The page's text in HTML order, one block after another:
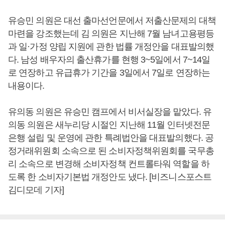
유승민 의원은 대선 출마선언문에서 저출산문제의 대책
마련을 강조했는데 김 의원은 지난해 7월 남녀고용평등
과 일·가정 양립 지원에 관한 법률 개정안을 대표발의했
다. 남성 배우자의 출산휴가를 현행 3~5일에서 7~14일
로 연장하고 유급휴가 기간을 3일에서 7일로 연장하는
내용이다.
유의동 의원은 유승민 캠프에서 비서실장을 맡았다. 유
의동 의원은 새누리당 시절인 지난해 11월 인터넷전문
은행 설립 및 운영에 관한 특례법안을 대표발의했다. 공
정거래위원회 소속으로 된 소비자정책위원회를 국무총
리 소속으로 변경해 소비자정책 컨트롤타워 역할을 하
도록 한 소비자기본법 개정안도 냈다. [비즈니스포스트
김디모데 기자]